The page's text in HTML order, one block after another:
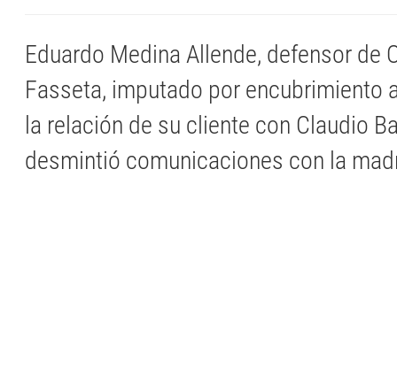
Eduardo Medina Allende, defensor de
Fasseta, imputado por encubrimiento
la relación de su cliente con Claudio
desmintió comunicaciones con la